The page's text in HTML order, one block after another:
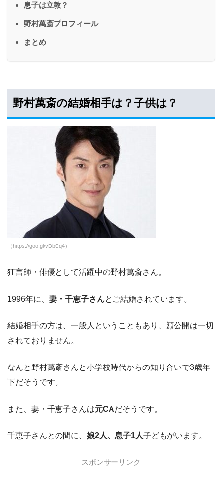
息子は立教？
野村萬斎プロフィール
まとめ
野村萬斎の結婚相手は？子供は？
（https://goo.gl/vDbCq4）
狂言師・俳優として活躍中の野村萬斎さん。
1996年に、 妻・千恵子さんとご結婚されています。
結婚相手の方は、一般人ということもあり、顔公開は一切
されておりません。
なんと野村萬斎さんと小学校時代からの知り合いで3歳年
下だそうです。
また、妻・千恵子さんは元CAだそうです。
千恵子さんとの間に、 娘2人、息子1人子どもがいます。
スポンサーリンク